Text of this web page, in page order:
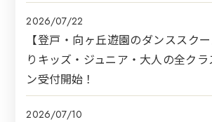
2026/07/22
【登戸・向ヶ丘遊園のダンススク
りキッズ・ジュニア・大人の全ク
ン受付開始！
2026/07/10